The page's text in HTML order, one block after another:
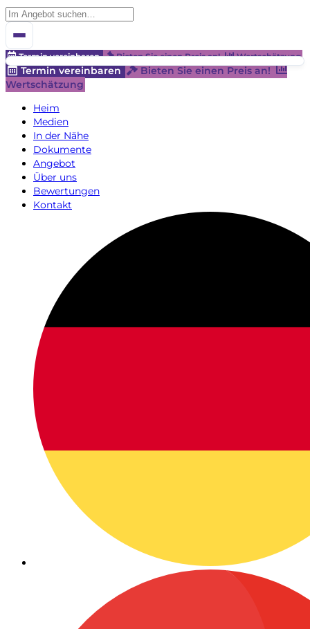
Termin vereinbaren Bieten Sie einen Preis an! Wertschätzung
Termin vereinbaren
Bieten Sie einen Preis an!
Wertschätzung
Heim
Medien
In der Nähe
Dokumente
Angebot
Über uns
Bewertungen
Kontakt